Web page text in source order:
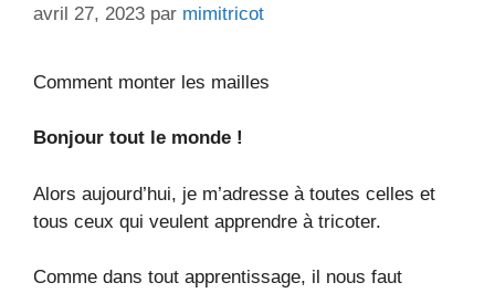
avril 27, 2023 par mimitricot
Comment monter les mailles
Bonjour tout le monde !
Alors aujourd’hui, je m’adresse à toutes celles et
tous ceux qui veulent apprendre à tricoter.
Comme dans tout apprentissage, il nous faut